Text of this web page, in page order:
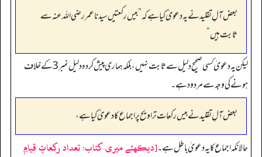
بعض آلِ تقلید نے یہ دعویٰ کیا ہے کہ”بیس رکعتیں سیدنا عمر رضی اللہ عنہ سے
ثابت ہیں“
لیکن یہ دعویٰ کسی صحیح دلیل سے ثابت نہیں، بلکہ ہماری پیش کردہ دلیل نمبر 3 کے خلاف
ہونے کی وجہ سے مردود ہے۔
بعض آلِ تقلید نے بیس رکعات تراویح پر اجماع کا دعویٰ کیا ہے،
حالانکہ اجماع کا یہ دعویٰ باطل ہے۔[دیکھئے میری کتاب: تعداد رکعاتِ قیامِ